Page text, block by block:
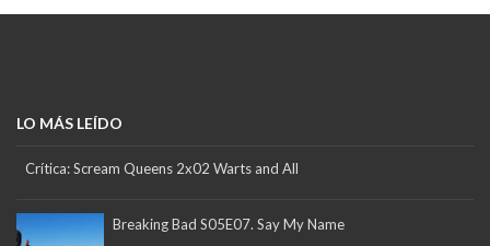
LO MÁS LEÍDO
Crítica: Scream Queens 2x02 Warts and All
Breaking Bad S05E07. Say My Name